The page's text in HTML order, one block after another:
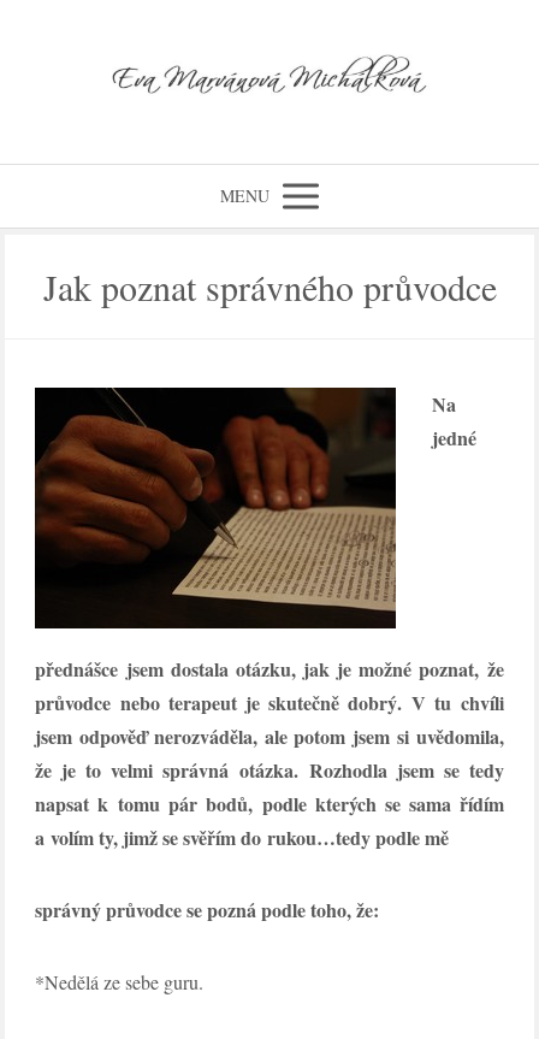
MENU
Jak poznat správného průvodce
Na
jedné
přednášce jsem dostala otázku, jak je možné poznat, že
průvodce nebo terapeut je skutečně dobrý. V tu chvíli
jsem odpověď nerozváděla, ale potom jsem si uvědomila,
že je to velmi správná otázka. Rozhodla jsem se tedy
napsat k tomu pár bodů, podle kterých se sama řídím
a volím ty, jimž se svěřím do rukou…tedy podle mě
správný průvodce se pozná podle toho, že:
*Nedělá ze sebe guru.